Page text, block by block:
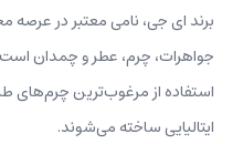
برند ای جی، نامی معتبر در
جواهرات، چرم، عطر و چمدان
استفاده از مرغوب‌ترین چرم‌های
ایتالیایی ساخته می‌شوند.